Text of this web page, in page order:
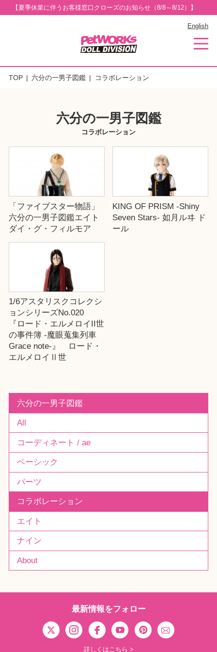
【夏季休業に伴うお客様窓口クローズのお知らせ（8/8～8/12）】
English
TOP 六分の一男子図鑑 コラボレーション
六分の一男子図鑑
コラボレーション
「ファイブスター物語」
六分の一男子図鑑エイト
ダイ・グ・フィルモア
KING OF PRISM -Shiny
Seven Stars- 如月ルヰ ド
ール
1/6アスタリスクコレクシ
ョンシリーズNo.020
『ロード・エルメロイII世
の事件簿 -魔眼蒐集列車
Grace note-』 ロード・
エルメロイⅡ世
六分の一男子図鑑
All
コーディネート / ae
ベーシック
パーツ
コラボレーション
エイト
ナイン
About
最新情報をフォロー
詳しくはこちら >